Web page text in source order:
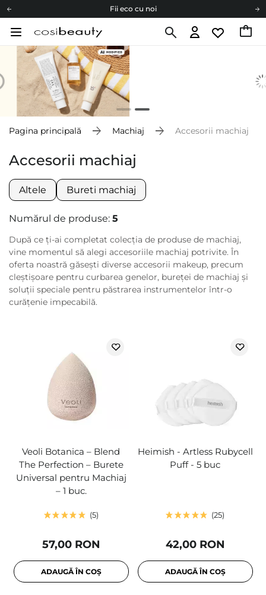
Fii eco cu noi
Fii eco cu noi
Pagina principală Machiaj Accesorii machiaj
Accesorii machiaj
Altele Bureti machiaj
Numărul de produse: 5
După ce ți-ai completat colecția de produse de machiaj,
vine momentul să alegi accesoriile machiaj potrivite. În
oferta noastră găsești diverse accesorii makeup, precum
cleștișoare pentru curbarea genelor, bureței de machiaj și
soluții speciale pentru păstrarea instrumentelor într-o
curățenie impecabilă.
Veoli Botanica – Blend
The Perfection – Burete
Universal pentru Machiaj
– 1 buc.
5
57,00 RON
ADAUGĂ ÎN COȘ
Heimish - Artless Rubycell
Puff - 5 buc
25
42,00 RON
ADAUGĂ ÎN COȘ